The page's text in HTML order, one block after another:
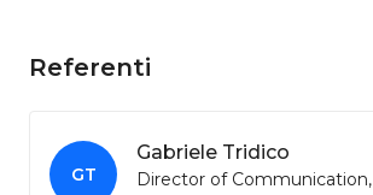
Referenti
GT
Gabriele Tridico
Director of Communication,